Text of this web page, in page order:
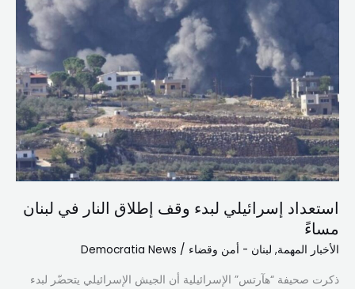
استعداد إسرائيلي لبدء وقف إطلاق النار في لبنان
مساءً
الأخبار المهمة, لبنان - أمن وقضاء /
Democratia News
ذكرت صحيفة “هآرتس” الإسرائيلية أن الجيش الإسرائيلي يتحضّر لبدء
في
لبنان
مساءً